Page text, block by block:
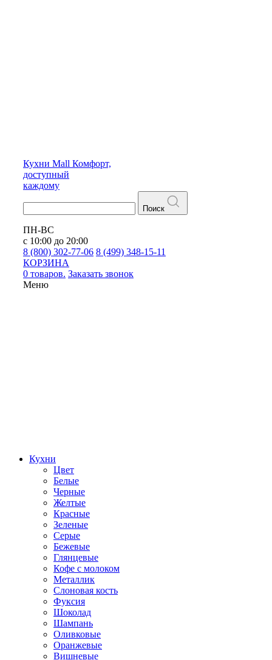
Кухни Mall Комфорт,
доступный
каждому
Поиск
ПН-ВС
с 10:00 до 20:00
8 (800) 302-77-06 8 (499) 348-15-11
КОРЗИНА
0 товаров. Заказать звонок
Меню
Кухни
Цвет
Белые
Черные
Желтые
Красные
Зеленые
Серые
Бежевые
Глянцевые
Кофе с молоком
Металлик
Слоновая кость
Фуксия
Шоколад
Шампань
Оливковые
Оранжевые
Вишневые